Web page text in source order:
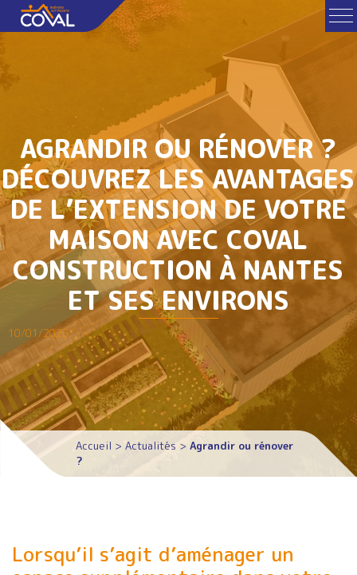
AGRANDIR OU RÉNOVER ?
DÉCOUVREZ LES AVANTAGES
DE L’EXTENSION DE VOTRE
MAISON AVEC COVAL
CONSTRUCTION À NANTES
ET SES ENVIRONS
10/01/2025
Accueil > Actualités > Agrandir ou rénover
?
Lorsqu’il s’agit d’aménager un